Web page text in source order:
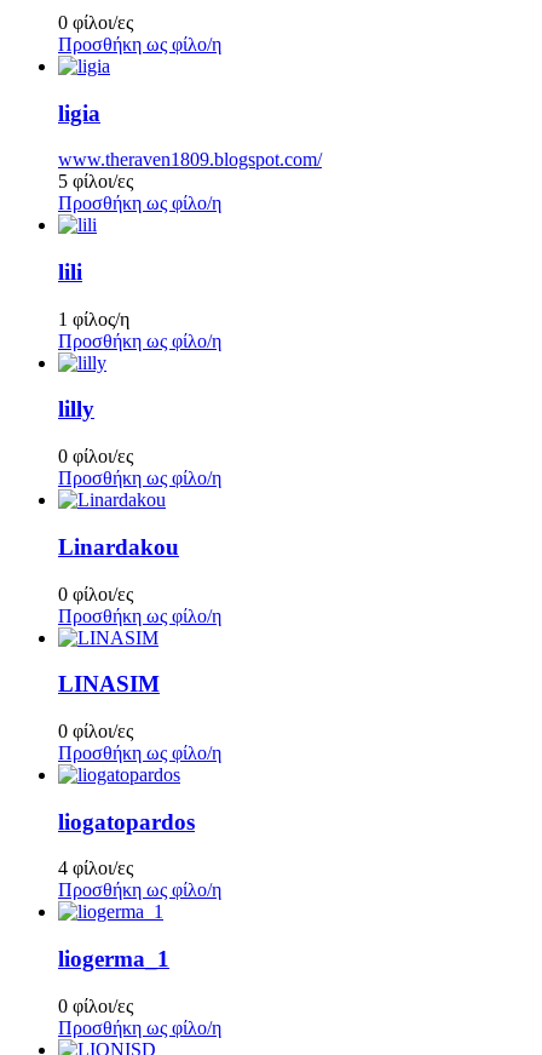
0 φίλοι/ες
Προσθήκη ως φίλο/η
ligia
www.theraven1809.blogspot.com/
5 φίλοι/ες
Προσθήκη ως φίλο/η
lili
1 φίλος/η
Προσθήκη ως φίλο/η
lilly
0 φίλοι/ες
Προσθήκη ως φίλο/η
Linardakou
0 φίλοι/ες
Προσθήκη ως φίλο/η
LINASIM
0 φίλοι/ες
Προσθήκη ως φίλο/η
liogatopardos
4 φίλοι/ες
Προσθήκη ως φίλο/η
liogerma_1
0 φίλοι/ες
Προσθήκη ως φίλο/η